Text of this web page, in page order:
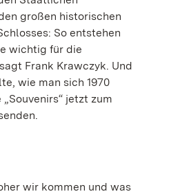
großen historischen
So entstehen
wichtig für die
Frank Krawczyk. Und
wie man sich 1970
jetzt zum
wir kommen und was